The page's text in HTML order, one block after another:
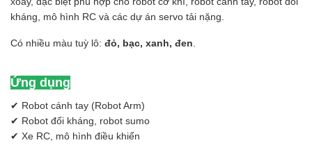
kháng, mô hình RC và các dự án servo tải nặng.
Có nhiều màu tuỳ lô: đỏ, bạc, xanh, đen
Ứng dụng
✔ Robot cánh tay (Robot Arm)
✔ Robot đối kháng, robot sumo
✔ Xe RC, mô hình điều khiển